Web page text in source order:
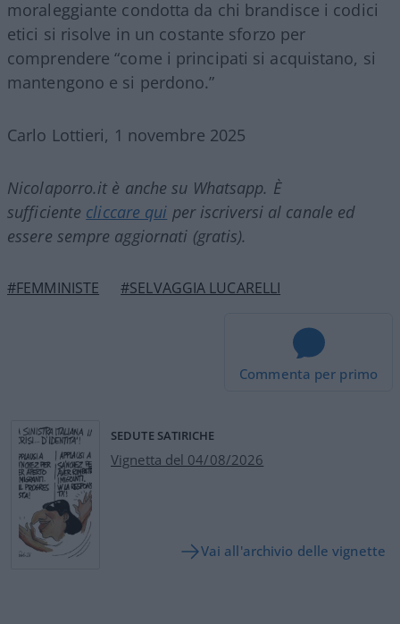
moraleggiante condotta da chi brandisce i codici
etici si risolve in un costante sforzo per
comprendere “come i principati si acquistano, si
mantengono e si perdono.”
Carlo Lottieri, 1 novembre 2025
Nicolaporro.it è anche su Whatsapp. È
sufficiente cliccare qui per iscriversi al canale ed
essere sempre aggiornati (gratis).
#FEMMINISTE #SELVAGGIA LUCARELLI
Commenta per primo
SEDUTE SATIRICHE
Vignetta del 04/08/2026
Vai all'archivio delle vignette